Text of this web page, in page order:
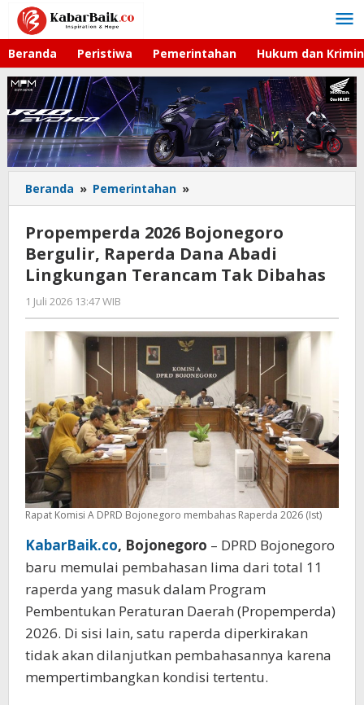
Lewati
konten
Beranda Peristiwa Pemerintahan Hukum dan
Beranda » Pemerintahan »
2026
Bojonegoro
Bergulir,
Raperda
Dana
Tak
Dibahas
Propemperda 2026 Bojonegoro
Bergulir, Raperda Dana Abadi
Lingkungan Terancam Tak Dibahas
1 Juli 2026 13:47 WIB
Imam
WD
Rapat Komisi A DPRD Bojonegoro membahas Raperda 2026 (Ist)
KabarBaik.co, Bojonegoro – DPRD Bojonegoro
baru memulai pembahasan lima dari total 11
raperda yang masuk dalam Program
Pembentukan Peraturan Daerah (Propemperda)
2026. Di sisi lain, satu raperda diperkirakan
tidak akan dilanjutkan pembahasannya karena
mempertimbangkan kondisi tertentu.